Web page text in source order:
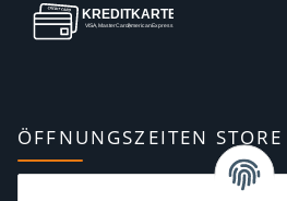
ÖFFNUNGSZEITEN STORE
10:00–13:00, 14:00–18:00 Uhr